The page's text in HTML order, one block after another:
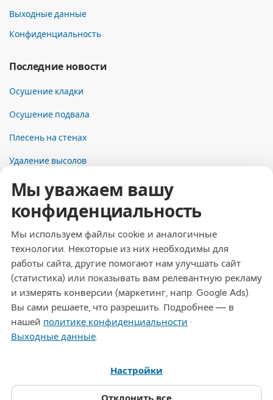
Выходные данные
Конфиденциальность
Последние новости
Осушение кладки
Осушение подвала
Плесень на стенах
Удаление высолов
Контакты
Адрес
Dresdner Straße 24, 09577 Niederwiesa
Телефон
+49 (0)3726 - 720 560
Эл. почта
info@drymat.de
Часы работы
Пн-Пт: 08:00 - 15:00
© 2026 Drymat Systeme GmbH.Настройки cookie
Мы уважаем вашу
конфиденциальность
Мы используем файлы cookie и аналогичные
технологии. Некоторые из них необходимы для
работы сайта, другие помогают нам улучшать сайт
(статистика) или показывать вам релевантную рекламу
и измерять конверсии (маркетинг, напр. Google Ads).
Вы сами решаете, что разрешить. Подробнее — в
нашей политике конфиденциальности ·
Выходные данные.
Настройки